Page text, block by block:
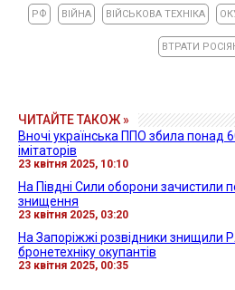
РФ ВІЙНА ВІЙСЬКОВА ТЕХНІКА
ВТРАТИ
ЧИТАЙТЕ ТАКОЖ »
Вночі українська ППО збила понад
імітаторів
23 квітня 2025, 10:10
На Півдні Сили оборони зачистили
знищення
23 квітня 2025, 03:20
На Запоріжжі розвідники знищили
бронетехніку окупантів
23 квітня 2025, 00:35